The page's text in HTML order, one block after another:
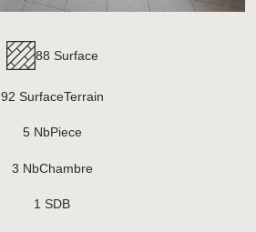
88 Surface
92 SurfaceTerrain
5 NbPiece
3 NbChambre
1 SDB